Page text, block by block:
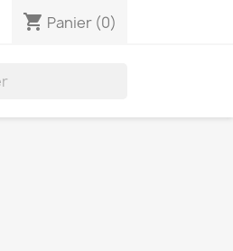
shopping_cart Panier (0)